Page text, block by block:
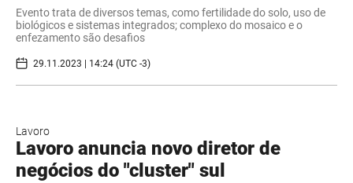
Evento trata de diversos temas, como fertilidade do solo, uso de
biológicos e sistemas integrados; complexo do mosaico e o
enfezamento são desafios
29.11.2023 | 14:24 (UTC -3)
Lavoro
Lavoro anuncia novo diretor de
negócios do "cluster" sul